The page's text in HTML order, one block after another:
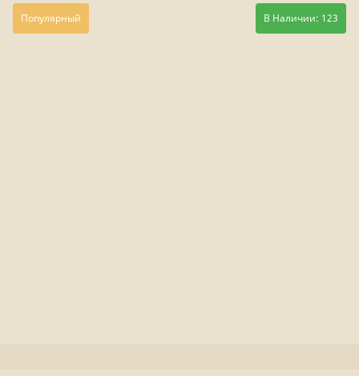
Популярный В Наличии: 123